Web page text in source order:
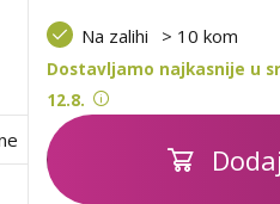
Na zalihi > 10 kom
Dostavljamo najkasnije u
12.8.